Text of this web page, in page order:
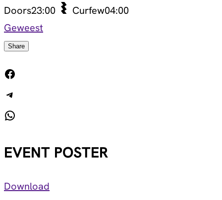
Doors23:00 Curfew04:00
Geweest
Share
EVENT POSTER
Download